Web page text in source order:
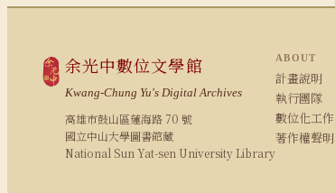
余光中數位文學館
Kwang-Chung Yu's Digital Archives
高雄市鼓山區蓮海路 70 號
國立中山大學圖書館藏
National Sun Yat-sen University Library
ABOUT
計畫說明
執行團隊
數位化工作
著作權聲明